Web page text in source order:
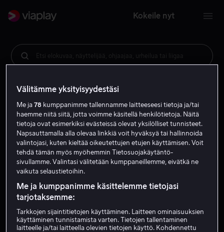
Kokeile nyt
Etsi elokuvaa, näyttelijää, ohjaajaa, urheilua tai liigaa
Välitämme yksityisyydestäsi
Me ja78 kumppanimme tallennamme laitteeseesi tietoja ja/tai
haemme niitä siitä, jotta voimme käsitellä henkilötietoja. Näitä
tietoja ovat esimerkiksi evästeissä olevat yksilölliset tunnisteet.
Napsauttamalla alla olevaa linkkiä voit hyväksyä tai hallinnoida
valintojasi, kuten kieltää oikeutettujen etujen käyttämisen. Voit
tehdä tämän myös myöhemmin Tietosuojakäytäntö-
sivullamme. Valintasi välitetään kumppaneillemme, eivätkä ne
vaikuta selaustietoihin.
Me ja kumppanimme käsittelemme tietojasi
tarjotaksemme:
Tarkkojen sijaintitietojen käyttäminen. Laitteen ominaisuuksien
käyttäminen tunnistamista varten. Tietojen tallentaminen
laitteelle ja/tai laitteella olevien tietojen käyttö. Kohdennettu